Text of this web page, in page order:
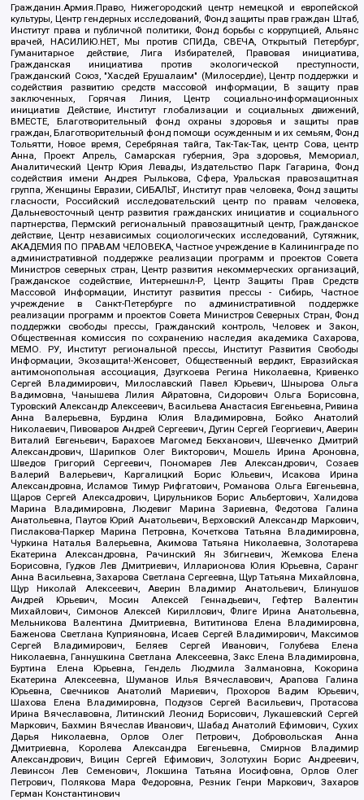
Гражданин.Армия.Право, Нижегородский центр немецкой и европейской
культуры, Центр гендерных исследований, Фонд защиты прав граждан Штаб,
Институт права и публичной политики, Фонд борьбы с коррупцией, Альянс
врачей, НАСИЛИЮ.НЕТ, Мы против СПИДа, СВЕЧА, Открытый Петербург,
Гуманитарное действие, Лига Избирателей, Правовая инициатива,
Гражданская инициатива против экологической преступности,
Гражданский Союз, "Хасдей Ерушалаим" (Милосердие), Центр поддержки и
содействия развитию средств массовой информации, В защиту прав
заключенных, Горячая Линия, Центр социально-информационных
инициатив Действие, Институт глобализации и социальных движений,
ВМЕСТЕ, Благотворительный фонд охраны здоровья и защиты прав
граждан, Благотворительный фонд помощи осужденным и их семьям, Фонд
Тольятти, Новое время, Серебряная тайга, Так-Так-Так, центр Сова, центр
Анна, Проект Апрель, Самарская губерния, Эра здоровья, Мемориал,
Аналитический Центр Юрия Левады, Издательство Парк Гагарина, Фонд
содействия имени Андрея Рылькова, Сфера, Уральская правозащитная
группа, Женщины Евразии, СИБАЛЬТ, Институт прав человека, Фонд защиты
гласности, Российский исследовательский центр по правам человека,
Дальневосточный центр развития гражданских инициатив и социального
партнерства, Пермский региональный правозащитный центр, Гражданское
действие, Центр независимых социологических исследований, Сутяжник,
АКАДЕМИЯ ПО ПРАВАМ ЧЕЛОВЕКА, Частное учреждение в Калининграде по
административной поддержке реализации программ и проектов Совета
Министров северных стран, Центр развития некоммерческих организаций,
Гражданское содействие, Интернешнл-Р, Центр Защиты Прав Средств
Массовой Информации, Институт развития прессы - Сибирь, Частное
учреждение в Санкт-Петербурге по административной поддержке
реализации программ и проектов Совета Министров Северных Стран, Фонд
поддержки свободы прессы, Гражданский контроль, Человек и Закон,
Общественная комиссия по сохранению наследия академика Сахарова,
МЕМО. РУ, Институт региональной прессы, Институт Развития Свободы
Информации, Экозащита!-Женсовет, Общественный вердикт, Евразийская
антимонопольная ассоциация, Дзугкоева Регина Николаевна, Кривенко
Сергей Владимирович, Милославский Павел Юрьевич, Шнырова Ольга
Вадимовна, Чанышева Лилия Айратовна, Сидорович Ольга Борисовна,
Туровский Александр Алексеевич, Васильева Анастасия Евгеньевна, Ривина
Анна Валерьевна, Бурдина Юлия Владимировна, Бойко Анатолий
Николаевич, Пивоваров Андрей Сергеевич, Дугин Сергей Георгиевич, Аверин
Виталий Евгеньевич, Барахоев Магомед Бекханович, Шевченко Дмитрий
Александрович, Шарипков Олег Викторович, Мошель Ирина Ароновна,
Шведов Григорий Сергеевич, Пономарев Лев Александрович, Созаев
Валерий Валерьевич, Каргалицкий Борис Юльевич, Исакова Ирина
Александровна, Исламов Тимур Рифгатович, Романова Ольга Евгеньевна,
Щаров Сергей Алексадрович, Цирульников Борис Альбертович, Халидова
Марина Владимировна, Людевиг Марина Зариевна, Федотова Галина
Анатольевна, Паутов Юрий Анатольевич, Верховский Александр Маркович,
Пислакова-Паркер Марина Петровна, Кочеткова Татьяна Владимировна,
Чуркина Наталья Валерьевна, Акимова Татьяна Николаевна, Золотарева
Екатерина Александровна, Рачинский Ян Збигневич, Жемкова Елена
Борисовна, Гудков Лев Дмитриевич, Илларионова Юлия Юрьевна, Саранг
Анна Васильевна, Захарова Светлана Сергеевна, Щур Татьяна Михайловна,
Щур Николай Алексеевич, Аверин Владимир Анатольевич, Блинушов
Андрей Юрьевич, Мосин Алексей Геннадьевич, Гефтер Валентин
Михайлович, Симонов Алексей Кириллович, Флиге Ирина Анатольевна,
Мельникова Валентина Дмитриевна, Вититинова Елена Владимировна,
Баженова Светлана Куприяновна, Исаев Сергей Владимирович, Максимов
Сергей Владимирович, Беляев Сергей Иванович, Голубева Елена
Николаевна, Ганнушкина Светлана Алексеевна, Закс Елена Владимировна,
Буртина Елена Юрьевна, Гендель Людмила Залмановна, Кокорина
Екатерина Алексеевна, Шуманов Илья Вячеславович, Арапова Галина
Юрьевна, Свечников Анатолий Мариевич, Прохоров Вадим Юрьевич,
Шахова Елена Владимировна, Подузов Сергей Васильевич, Протасова
Ирина Вячеславовна, Литинский Леонид Борисович, Лукашевский Сергей
Маркович, Бахмин Вячеслав Иванович, Шабад Анатолий Ефимович, Сухих
Дарья Николаевна, Орлов Олег Петрович, Добровольская Анна
Дмитриевна, Королева Александра Евгеньевна, Смирнов Владимир
Александрович, Вицин Сергей Ефимович, Золотухин Борис Андреевич,
Левинсон Лев Семенович, Локшина Татьяна Иосифовна, Орлов Олег
Петрович, Полякова Мара Федоровна, Резник Генри Маркович, Захаров
Герман Константинович